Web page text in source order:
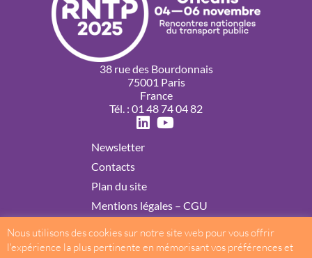
38 rue des Bourdonnais
75001 Paris
France
Tél. : 01 48 74 04 82
Newsletter
Contacts
Plan du site
Mentions légales – CGU
Politique de confidentialité
Cookies
Nous utilisons des cookies sur notre site web pour vous offrir
l'expérience la plus pertinente en mémorisant vos préférences et